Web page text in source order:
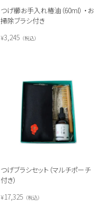
つげ櫛お手入れ椿油（60ml） ・お
掃除ブラシ付き
¥3,245 税込
つげブラシセット（マルチポーチ
付き）
¥17,325 税込